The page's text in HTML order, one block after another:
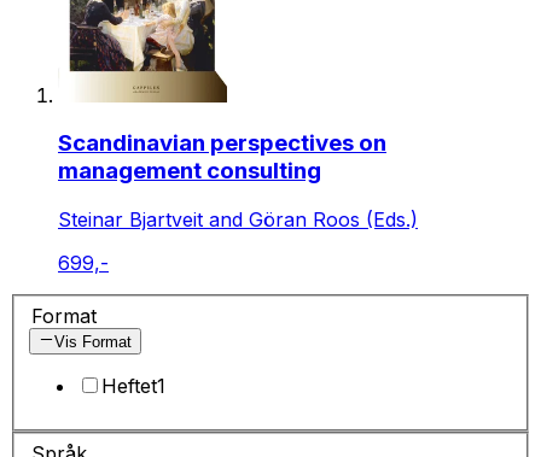
Scandinavian perspectives on
management consulting
Steinar Bjartveit and Göran Roos (Eds.)
699,-
Format
Vis Format
Heftet1